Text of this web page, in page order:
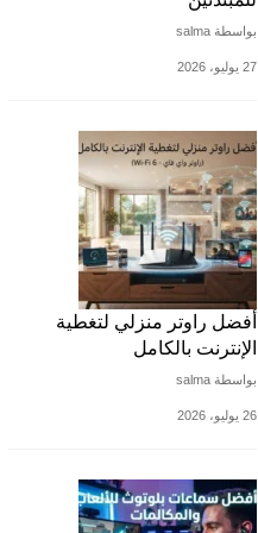
بواسطة salma
27 يوليو، 2026
أفضل راوتر منزلي لتغطية
الإنترنت بالكامل
بواسطة salma
26 يوليو، 2026